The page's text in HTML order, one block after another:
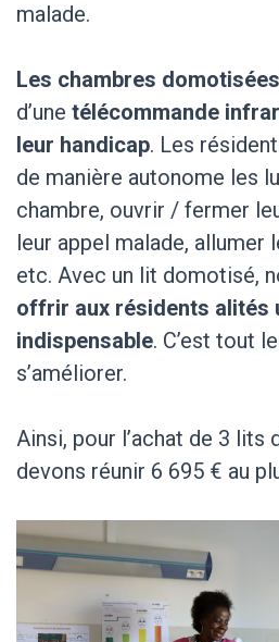
malade.
Les chambres domotisées
d’une télécommande
leur handicap. Les
de manière autonome les
chambre, ouvrir / fermer
leur appel malade, allumer
etc. Avec un lit domotisé,
offrir aux résidents alités
indispensable. C’est tout
s’améliorer.
Ainsi, pour l’achat de 3 lits
devons réunir 6 695 € au